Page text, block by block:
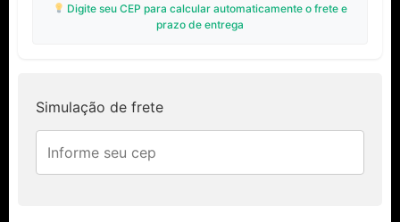
Digite seu CEP para calcular automaticamente o frete e
prazo de entrega
Simulação de frete